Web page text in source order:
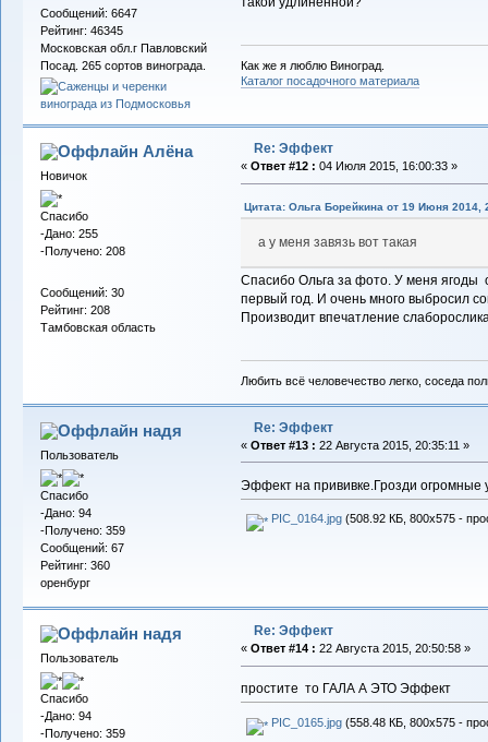
Сообщений: 6647
Рейтинг: 46345
Московская обл.г Павловский
Посад. 265 сортов винограда.
Как же я люблю Виноград.
Каталог посадочного материала
Алёна
Новичок
Спасибо
-Дано: 255
-Получено: 208
Сообщений: 30
Рейтинг: 208
Тамбовская область
Re: Эффект
« Ответ #12 : 04 Июля 2015, 16:00:33 »
Цитата: Ольга Борейкина от 19 Июня 2014,
а у меня завязь вот такая
Спасибо Ольга за фото. У меня
первый год. И очень много выбросил
Производит впечатление
Любить всё человечество легко, соседа
надя
Пользователь
Спасибо
-Дано: 94
-Получено: 359
Сообщений: 67
Рейтинг: 360
оренбург
Re: Эффект
« Ответ #13 : 22 Августа 2015, 20:35:11 »
Эффект на прививке.Грозди огромные
PIC_0164.jpg(508.92 КБ, 800x575 -
надя
Пользователь
Спасибо
-Дано: 94
-Получено: 359
Re: Эффект
« Ответ #14 : 22 Августа 2015, 20:50:58 »
простите то ГАЛА А ЭТО Эффект
PIC_0165.jpg(558.48 КБ, 800x575 -